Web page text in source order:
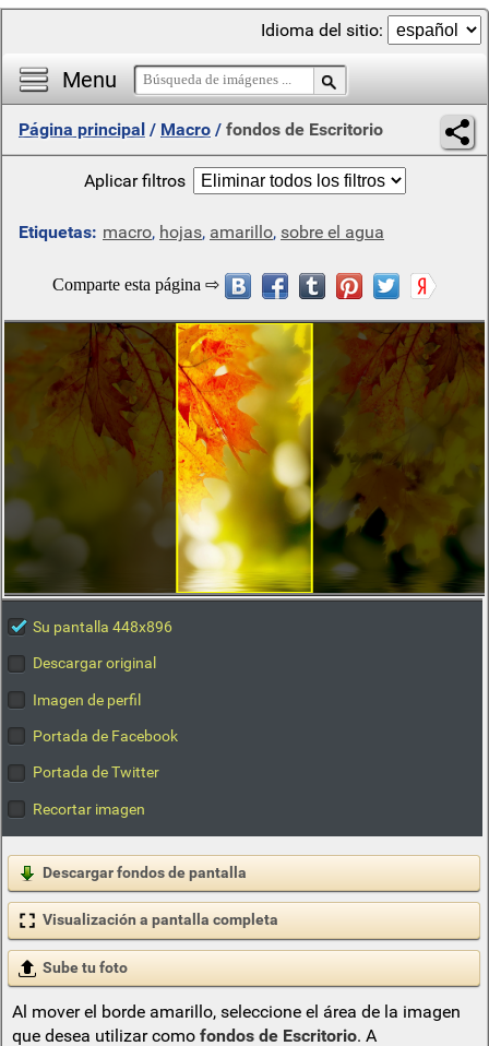
Menu
Idioma del sitio:
Página principal / Macro / fondos de Escritorio
Aplicar filtros
Etiquetas: macro, hojas, amarillo, sobre el agua
Su pantalla 448x896
Descargar original
Imagen de perfil
Portada de Facebook
Portada de Twitter
Recortar imagen
Descargar fondos de pantalla
Visualización a pantalla completa
Sube tu foto
Al mover el borde amarillo, seleccione el área de la imagen
que desea utilizar como fondos de Escritorio. A